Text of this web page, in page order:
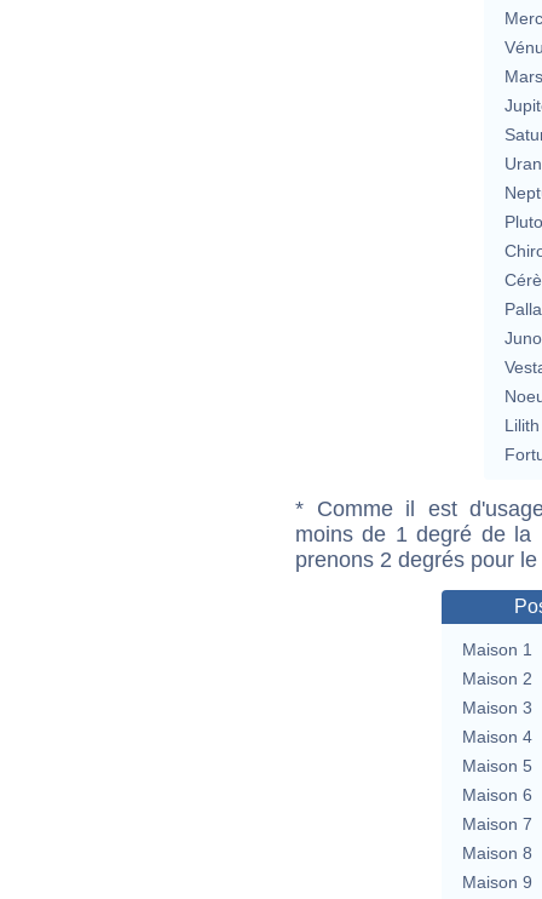
Mars
Lilith
* Comme il est
moins de 1 degré de la
prenons 2 degrés pour
Maison 1
Maison 2
Maison 3
Maison 4
Maison 5
Maison 6
Maison 7
Maison 8
Maison 9